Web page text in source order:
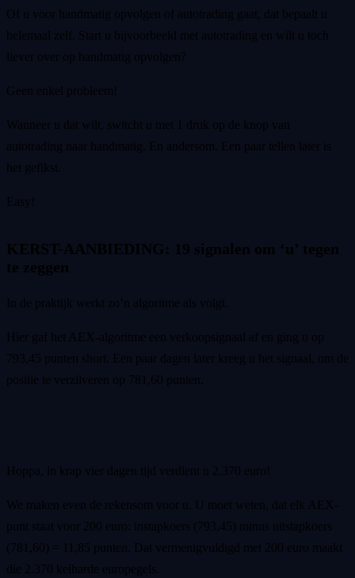
Of u voor handmatig opvolgen of autotrading gaat, dat bepaalt u
helemaal zelf. Start u bijvoorbeeld met autotrading en wilt u toch
liever over op handmatig opvolgen?
Geen enkel probleem!
Wanneer u dat wilt, switcht u met 1 druk op de knop van
autotrading naar handmatig. En andersom. Een paar tellen later is
het gefikst.
Easy!
KERST-AANBIEDING: 19 signalen om ‘u’ tegen
te zeggen
In de praktijk werkt zo’n algoritme als volgt.
Hier gaf het AEX-algoritme een verkoopsignaal af en ging u op
793,45 punten short. Een paar dagen later kreeg u het signaal, om de
positie te verzilveren op 781,60 punten.
Hoppa, in krap vier dagen tijd verdient u 2.370 euro!
We maken even de rekensom voor u. U moet weten, dat elk AEX-
punt staat voor 200 euro: instapkoers (793,45) minus uitstapkoers
(781,60) = 11,85 punten. Dat vermenigvuldigd met 200 euro maakt
die 2.370 keiharde europegels.